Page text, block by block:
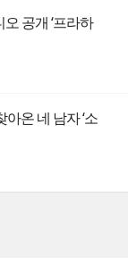
공개 ‘프라하
아온 네 남자 ‘소